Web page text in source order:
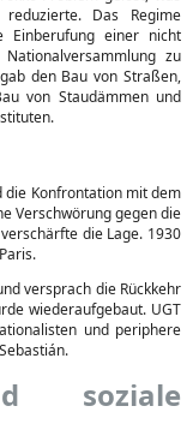
Das Regime
Einberufung einer nicht
zu
den Bau von Straßen,
von Staudämmen und
die Konfrontation mit dem
Verschwörung gegen die
die Lage. 1930
versprach die Rückkehr
wiederaufgebaut. UGT
und periphere
soziale